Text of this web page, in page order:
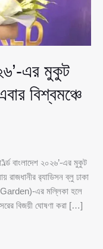
এর মুকুট
বিশ্বমঞ্চে
বাংলাদেশ ২০২৬’-এর মুকুট
রাজধানীর র‌্যাডিসন ব্লু ঢাকা
এর মল্লিকা হলে
বিজয়ী ঘোষণা করা […]